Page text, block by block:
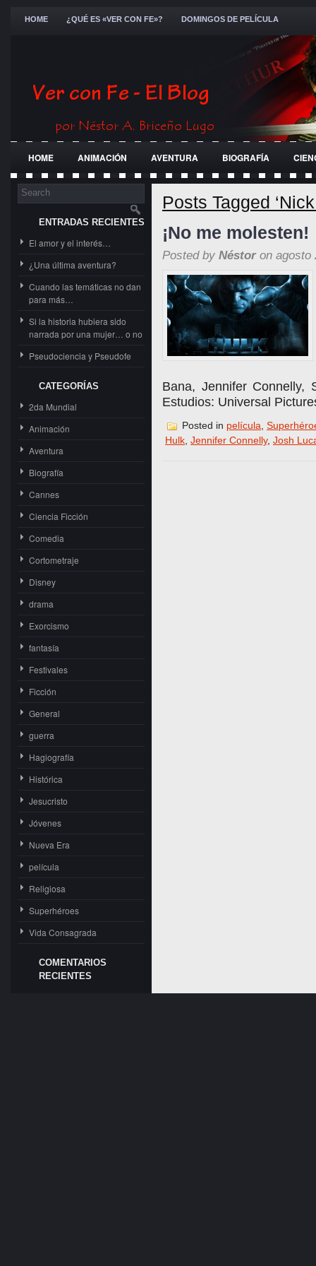
HOME ¿QUÉ ES «VER CON FE»? DOMINGOS DE PELÍCULA
HOME ANIMACIÓN AVENTURA BIOGRAFÍA
FESTIVALES
ENTRADAS RECIENTES
El amor y el interés…
¿Una última aventura?
Cuando las temáticas no dan
para más…
Si la historia hubiera sido
narrada por una mujer… o no
Pseudociencia y Pseudofe
CATEGORÍAS
2da Mundial
Animación
Aventura
Biografía
Cannes
Ciencia Ficción
Comedia
Cortometraje
Disney
drama
Exorcismo
fantasía
Festivales
Ficción
General
guerra
Hagiografía
Histórica
Jesucristo
Jóvenes
Nueva Era
película
Religiosa
Superhéroes
Vida Consagrada
COMENTARIOS
RECIENTES
Posts Tagged
¡No me molesten!
Posted by Néstoron agosto
Bana, Jennifer Connelly,
Estudios: Universal
Posted in película
Hulk, Jennifer Connelly, Josh